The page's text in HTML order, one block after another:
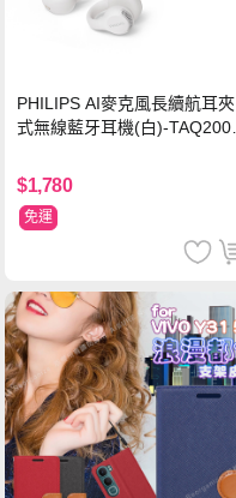
PHILIPS AI麥克風長續航耳夾
式無線藍牙耳機(白)-TAQ2000
$1,780
免運